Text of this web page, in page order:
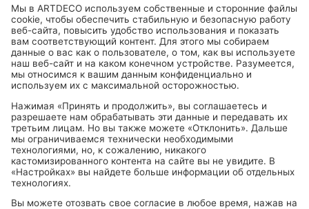
БОЛЕЕ 1000 МАГАЗИНОВ В ГЕРМАНИИ, АВСТРИИ, ШВЕЙЦАРИИ.